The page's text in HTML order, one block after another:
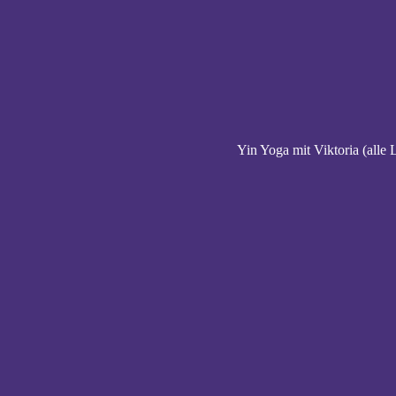
Yin Yoga mit Viktoria (alle